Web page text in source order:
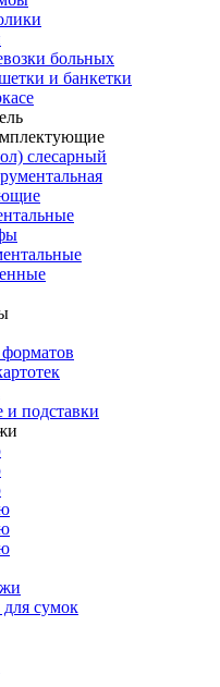
больных
и банкетки
слесарный
и подставки
сумок